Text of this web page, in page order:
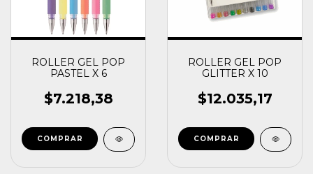
ROLLER GEL POP
PASTEL X 6
$7.218,38
ROLLER GEL POP
GLITTER X 10
$12.035,17